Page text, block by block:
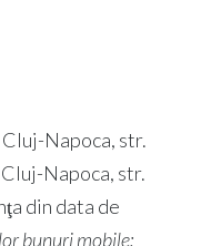
Napoca, str.
Napoca, str.
din data de
bunuri mobile: